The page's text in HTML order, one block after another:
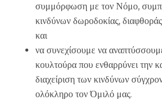
συμμόρφωση με τον Νόμο,
κινδύνων δωροδοκίας, διαφθοράς
και
να συνεχίσουμε να
κουλτούρα που ενθαρρύνει την
διαχείριση των κινδύνων
ολόκληρο τον Όμιλό μας.